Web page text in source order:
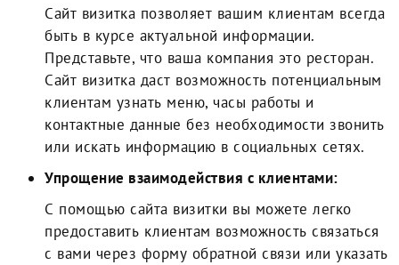
Сайт визитка позволяет вашим клиентам всегда
быть в курсе актуальной информации.
Представьте, что ваша компания это ресторан.
Сайт визитка даст возможность потенциальным
клиентам узнать меню, часы работы и
контактные данные без необходимости звонить
или искать информацию в социальных сетях.
Упрощение взаимодействия с клиентами:
С помощью сайта визитки вы можете легко
предоставить клиентам возможность связаться
с вами через форму обратной связи или указать